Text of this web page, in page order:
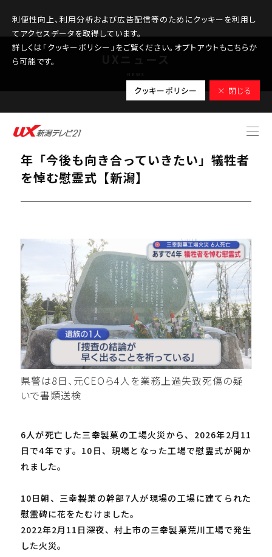
利便性向上、利用分析および広告配信等のためにクッキーを利用し
てアクセスデータを取得しています。
詳しくは「クッキーポリシー」をご覧ください。オプトアウトもこちらか
ら可能です。
クッキーポリシー × 閉じる
2026.02.10
6人死亡した三幸製菓工場火災 明日で4
年「今後も向き合っていきたい」犠牲者
を悼む慰霊式【新潟】
県警は8日、元CEOら4人を業務上過失致死傷の疑
いで書類送検
6人が死亡した三幸製菓の工場火災から、2026年2月11
日で4年です。10日、現場となった工場で慰霊式が開か
れました。
10日朝、三幸製菓の幹部7人が現場の工場に建てられた
慰霊碑に花をたむけました。
2022年2月11日深夜、村上市の三幸製菓荒川工場で発生
した火災。